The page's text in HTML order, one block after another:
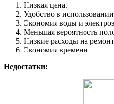
Низкая цена.
Удобство в
Экономия воды и
Меньшая вероятность
Низкие расходы на
Экономия времени.
Недостатки: